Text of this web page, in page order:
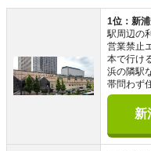
1位：新
駅周辺の
営業禁止
本で行け
浜の隣駅
帯問わず
新